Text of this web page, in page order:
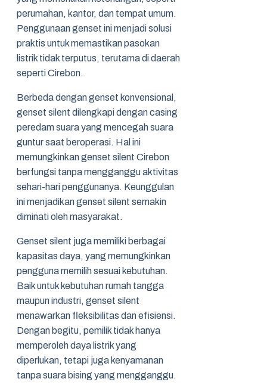
perumahan, kantor, dan tempat umum.
Penggunaan genset ini menjadi solusi
praktis untuk memastikan pasokan
listrik tidak terputus, terutama di daerah
seperti Cirebon.
Berbeda dengan genset konvensional,
genset silent dilengkapi dengan casing
peredam suara yang mencegah suara
guntur saat beroperasi. Hal ini
memungkinkan genset silent Cirebon
berfungsi tanpa mengganggu aktivitas
sehari-hari penggunanya. Keunggulan
ini menjadikan genset silent semakin
diminati oleh masyarakat.
Genset silent juga memiliki berbagai
kapasitas daya, yang memungkinkan
pengguna memilih sesuai kebutuhan.
Baik untuk kebutuhan rumah tangga
maupun industri, genset silent
menawarkan fleksibilitas dan efisiensi.
Dengan begitu, pemilik tidak hanya
memperoleh daya listrik yang
diperlukan, tetapi juga kenyamanan
tanpa suara bising yang mengganggu.